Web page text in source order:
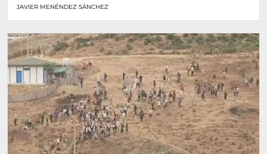
JAVIER MENÉNDEZ SÁNCHEZ